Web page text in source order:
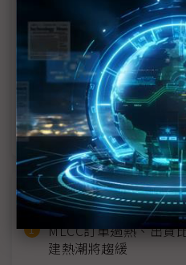
台積電、NVIDIA點亮AI明
油門
台積描繪亞利桑那州擴張
運而生
近７天熱門報導
MLCC訂單過熱、出
建熱潮將趨緩